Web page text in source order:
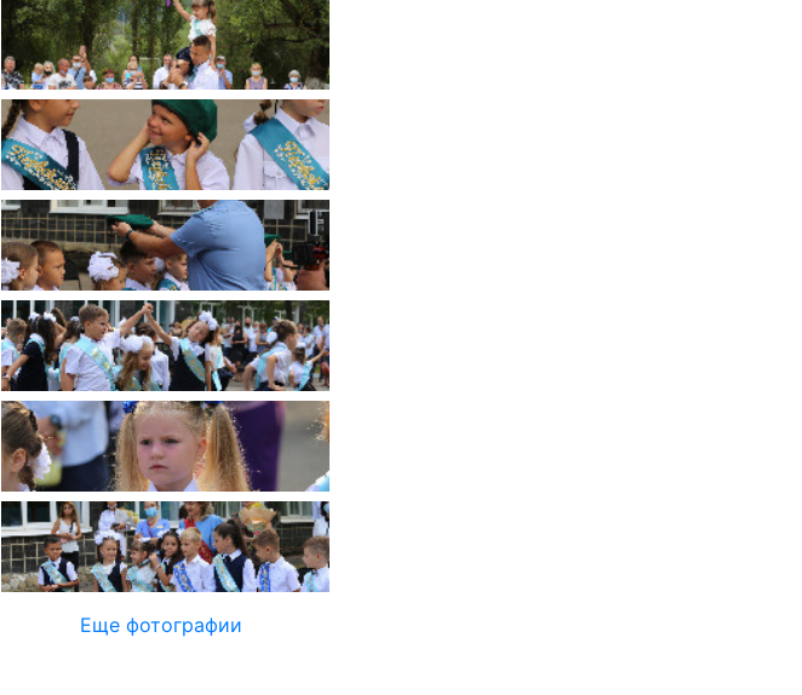
имуществе и обязательствах
имущественного характера
План работы и график сессий
ОБРАЩЕНИЯ
Написать обращение
Просмотр своего обращения
Установленные формы
обращений
Порядок и время приема
Порядок обжалования
Обзоры обращений лиц
Законодательная карта
Порядок оказания бесплатной
юридической помощи
Еще фотографии